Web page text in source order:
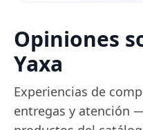
Opiniones
Yaxa
Experiencias de
entregas y atención